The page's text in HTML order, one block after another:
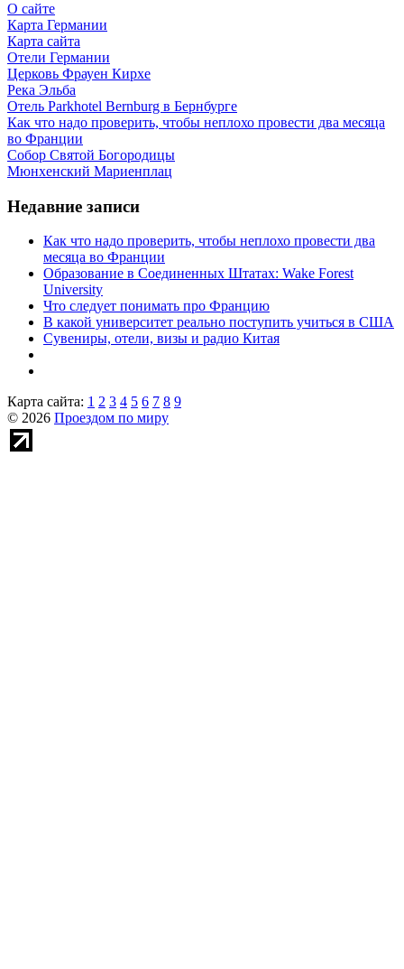
О сайте
Карта Германии
Карта сайта
Отели Германии
Церковь Фрауен Кирхе
Река Эльба
Отель Parkhotel Bernburg в Бернбурге
Как что надо проверить, чтобы неплохо провести два месяца
во Франции
Собор Святой Богородицы
Мюнхенский Мариенплац
Недавние записи
Как что надо проверить, чтобы неплохо провести два
месяца во Франции
Образование в Соединенных Штатах: Wake Forest
University
Что следует понимать про Францию
В какой университет реально поступить учиться в США
Сувениры, отели, визы и радио Китая
Карта сайта: 1 2 3 4 5 6 7 8 9
© 2026 Проездом по миру